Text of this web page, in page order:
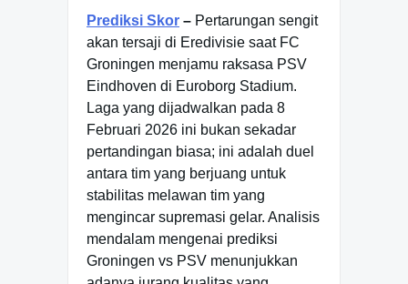
Prediksi Skor – Pertarungan sengit
akan tersaji di Eredivisie saat FC
Groningen menjamu raksasa PSV
Eindhoven di Euroborg Stadium.
Laga yang dijadwalkan pada 8
Februari 2026 ini bukan sekadar
pertandingan biasa; ini adalah duel
antara tim yang berjuang untuk
stabilitas melawan tim yang
mengincar supremasi gelar. Analisis
mendalam mengenai prediksi
Groningen vs PSV menunjukkan